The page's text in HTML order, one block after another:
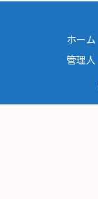
ホーム
管理人